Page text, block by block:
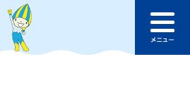
このページの本文へ
ュ